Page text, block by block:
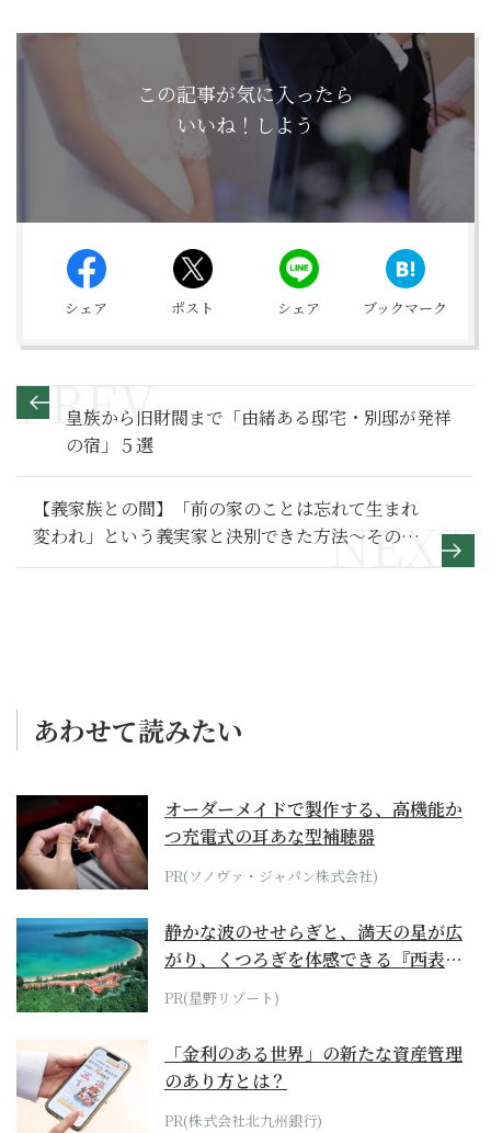
この記事が気に入ったら
いいね！しよう
シェア ポスト シェア ブックマーク
皇族から旧財閥まで「由緒ある邸宅・別邸が発祥
の宿」５選
【義家族との間】「前の家のことは忘れて生まれ
変われ」という義実家と決別できた方法～その2
～
あわせて読みたい
オーダーメイドで製作する、高機能か
つ充電式の耳あな型補聴器
PR(ソノヴァ・ジャパン株式会社)
静かな波のせせらぎと、満天の星が広
がり、くつろぎを体感できる『西表島
ホテル by...
PR(星野リゾート)
「金利のある世界」の新たな資産管理
のあり方とは？
PR(株式会社北九州銀行)